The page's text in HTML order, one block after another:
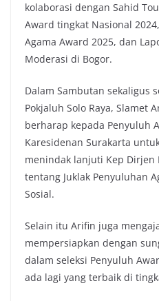
kolaborasi dengan Sahid
Award tingkat Nasional
Agama Award 2025, dan
Moderasi di Bogor.
Dalam Sambutan sekaligus
Pokjaluh Solo Raya, Slamet
berharap kepada Penyuluh
Karesidenan Surakarta
menindak lanjuti Kep Dirjen
tentang Juklak Penyuluhan
Sosial.
Selain itu Arifin juga
mempersiapkan dengan
dalam seleksi Penyuluh
ada lagi yang terbaik di